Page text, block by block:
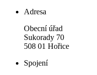
Adresa
Obecní úřad
Sukorady 70
508 01 Hořice
Spojení